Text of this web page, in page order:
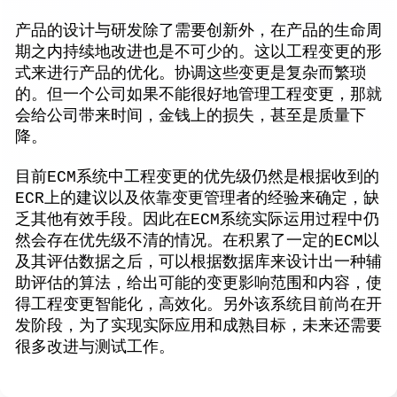
产品的设计与研发除了需要创新外，在产品的生命周
期之内持续地改进也是不可少的。这以工程变更的形
式来进行产品的优化。协调这些变更是复杂而繁琐
的。但一个公司如果不能很好地管理工程变更，那就
会给公司带来时间，金钱上的损失，甚至是质量下
降。
目前ECM系统中工程变更的优先级仍然是根据收到的
ECR上的建议以及依靠变更管理者的经验来确定，缺
乏其他有效手段。因此在ECM系统实际运用过程中仍
然会存在优先级不清的情况。在积累了一定的ECM以
及其评估数据之后，可以根据数据库来设计出一种辅
助评估的算法，给出可能的变更影响范围和内容，使
得工程变更智能化，高效化。另外该系统目前尚在开
发阶段，为了实现实际应用和成熟目标，未来还需要
很多改进与测试工作。